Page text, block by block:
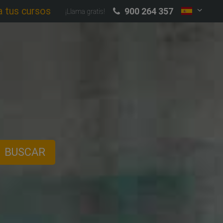
tus cursos ¡Llama gratis! 900 264 357
BUSCAR